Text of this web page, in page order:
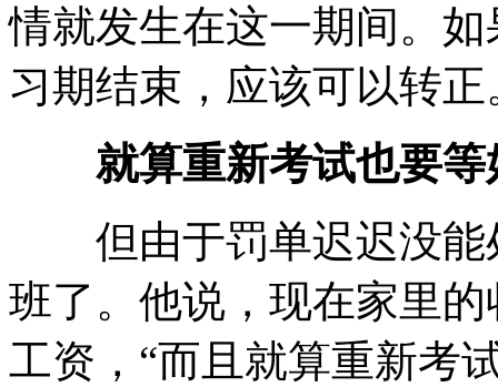
情就发生在这一期间。
习期结束，应该可以转正
就算重新考试也要等
但由于罚单迟迟没能
班了。他说，现在家里
工资，“而且就算重新考